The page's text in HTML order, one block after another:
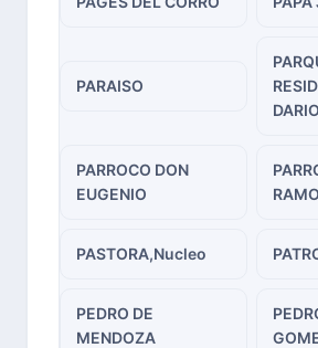
PARAISO
DARIO
PARROCO DON
EUGENIO
PASTORA,Nucleo
PEDRO DE
MENDOZA